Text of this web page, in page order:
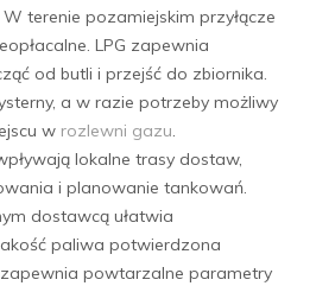
terenie pozamiejskim przyłącze
LPG zapewnia
od butli i przejść do zbiornika.
a w razie potrzeby możliwy
w rozlewni gazu
lokalne trasy dostaw,
i planowanie tankowań.
dostawcą ułatwia
paliwa potwierdzona
powtarzalne parametry